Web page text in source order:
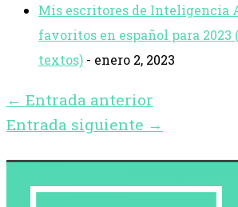
Mis escritores de Inteligencia
favoritos en español para 2023
textos) - enero 2, 2023
← Entrada anterior
Entrada siguiente →